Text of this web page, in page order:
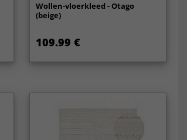
Wollen-vloerkleed - Otago
(beige)
109.99 €